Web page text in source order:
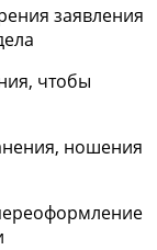
заявления
чтобы
ношения